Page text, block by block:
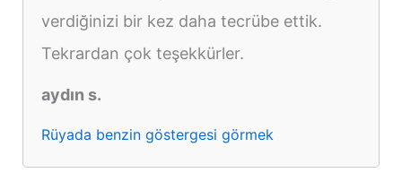
verdiğinizi bir kez daha tecrübe ettik.
Tekrardan çok teşekkürler.
aydın s.
Rüyada benzin göstergesi görmek